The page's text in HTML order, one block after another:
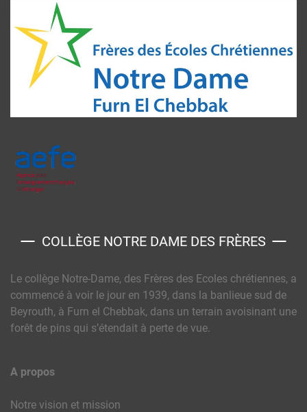
COLLÈGE NOTRE DAME DES FRÈRES
Le collège Notre-Dame, des Frères des Ecoles chrétiennes, a
commencé à voir le jour en 1939, dans la banlieue sud de
Beyrouth, à Furn el Chebbak, dans un terrain avoisinant une
forêt de pins qui s’étendait à perte de vue.
A propos
Notre vision et mission